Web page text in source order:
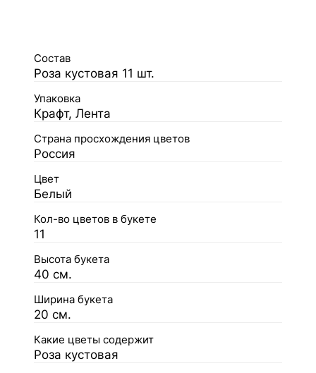
Состав
Роза кустовая 11 шт.
Упаковка
Крафт, Лента
Страна просхождения цветов
Россия
Цвет
Белый
Кол-во цветов в букете
11
Высота букета
40 см.
Ширина букета
20 см.
Какие цветы содержит
Роза кустовая